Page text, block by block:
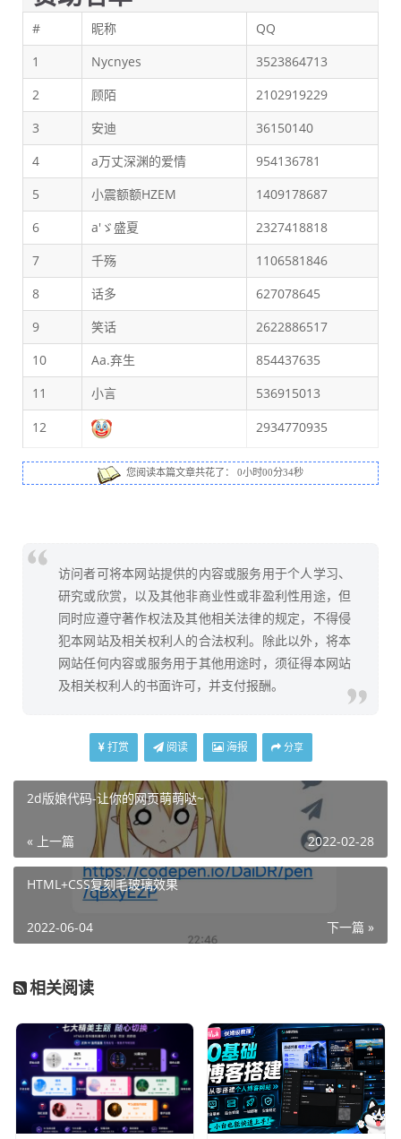
# 昵称
QQ
1
Nycnyes
3523864713
2
顾陌
2102919229
3
安迪
36150140
4
a万丈深渊的爱情
954136781
5
小震额额HZEM
1409178687
6
a'ゞ盛夏
2327418818
7
千殇
1106581846
8
话多
627078645
9
笑话
2622886517
10
Aa.弃生
854437635
11
小言
536915013
12
2934770935
您阅读本篇文章共花了： 0小时00分35秒
访问者可将本网站提供的内容或服务用于个人学习、
研究或欣赏，以及其他非商业性或非盈利性用途，但
同时应遵守著作权法及其他相关法律的规定，不得侵
犯本网站及相关权利人的合法权利。除此以外，将本
网站任何内容或服务用于其他用途时，须征得本网站
及相关权利人的书面许可，并支付报酬。
打赏 阅读 海报 分享
2d版娘代码-让你的网页萌萌哒~
« 上一篇 2022-02-28
HTML+CSS复刻毛玻璃效果
下一篇 »
2022-06-04
相关阅读